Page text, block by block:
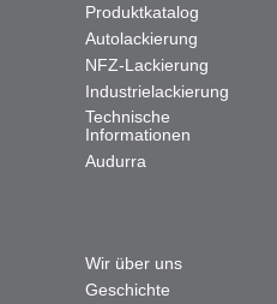
Produktkatalog
Autolackierung
NFZ-Lackierung
Industrielackierung
Technische
Informationen
Audurra
Wir über uns
Geschichte